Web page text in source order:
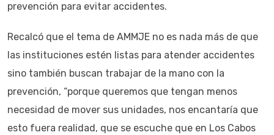
prevención para evitar accidentes.
Recalcó que el tema de AMMJE no es nada más de que
las instituciones estén listas para atender accidentes
sino también buscan trabajar de la mano con la
prevención, “porque queremos que tengan menos
necesidad de mover sus unidades, nos encantaría que
esto fuera realidad, que se escuche que en Los Cabos